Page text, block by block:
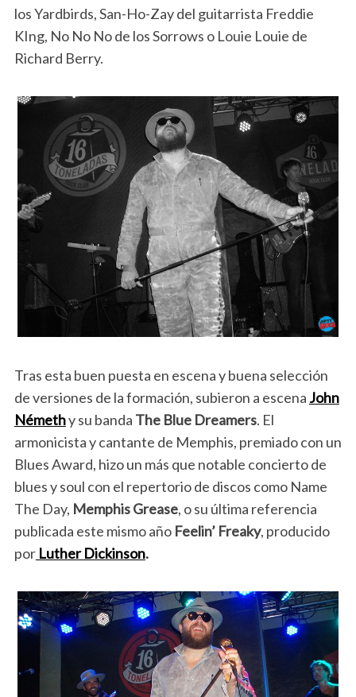
los Yardbirds, San-Ho-Zay del guitarrista Freddie
KIng, No No No de los Sorrows o Louie Louie de
Richard Berry.
Tras esta buen puesta en escena y buena selección
de versiones de la formación, subieron a escena John
Némethy su banda The Blue Dreamers. El
armonicista y cantante de Memphis, premiado con un
Blues Award, hizo un más que notable concierto de
blues y soul con el repertorio de discos como Name
The Day, Memphis Grease, o su última referencia
publicada este mismo año Feelin’ Freaky, producido
porLuther Dickinson.